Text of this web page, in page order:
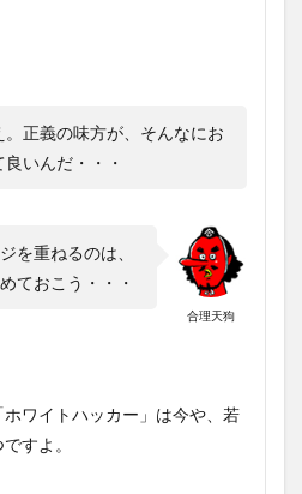
。正義の味方が、そんなにお
いんだ・・・
合理天狗
を重ねるのは、
ておこう・・・
ワイトハッカー」は今や、若
すよ。